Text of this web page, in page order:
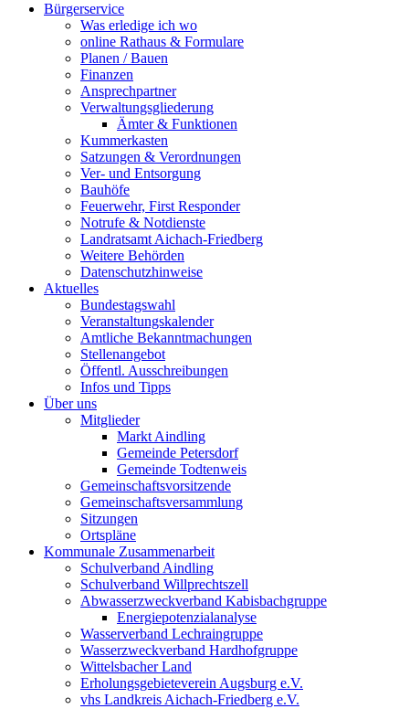
Bürgerservice
Was erledige ich wo
online Rathaus & Formulare
Planen / Bauen
Finanzen
Ansprechpartner
Verwaltungsgliederung
Ämter & Funktionen
Kummerkasten
Satzungen & Verordnungen
Ver- und Entsorgung
Bauhöfe
Feuerwehr, First Responder
Notrufe & Notdienste
Landratsamt Aichach-Friedberg
Weitere Behörden
Datenschutzhinweise
Aktuelles
Bundestagswahl
Veranstaltungskalender
Amtliche Bekanntmachungen
Stellenangebot
Öffentl. Ausschreibungen
Infos und Tipps
Über uns
Mitglieder
Markt Aindling
Gemeinde Petersdorf
Gemeinde Todtenweis
Gemeinschaftsvorsitzende
Gemeinschaftsversammlung
Sitzungen
Ortspläne
Kommunale Zusammenarbeit
Schulverband Aindling
Schulverband Willprechtszell
Abwasserzweckverband Kabisbachgruppe
Energiepotenzialanalyse
Wasserverband Lechraingruppe
Wasserzweckverband Hardhofgruppe
Wittelsbacher Land
Erholungsgebieteverein Augsburg e.V.
vhs Landkreis Aichach-Friedberg e.V.